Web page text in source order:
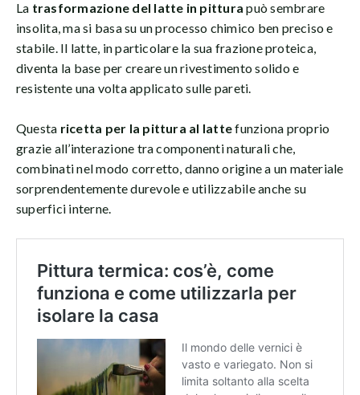
La trasformazione del latte in pittura può sembrare
insolita, ma si basa su un processo chimico ben preciso e
stabile. Il latte, in particolare la sua frazione proteica,
diventa la base per creare un rivestimento solido e
resistente una volta applicato sulle pareti.
Questa ricetta per la pittura al lattefunziona proprio
grazie all’interazione tra componenti naturali che,
combinati nel modo corretto, danno origine a un materiale
sorprendentemente durevole e utilizzabile anche su
superfici interne.